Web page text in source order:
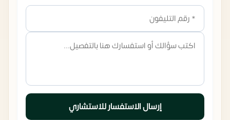
إرسال الاستفسار للاستشاري